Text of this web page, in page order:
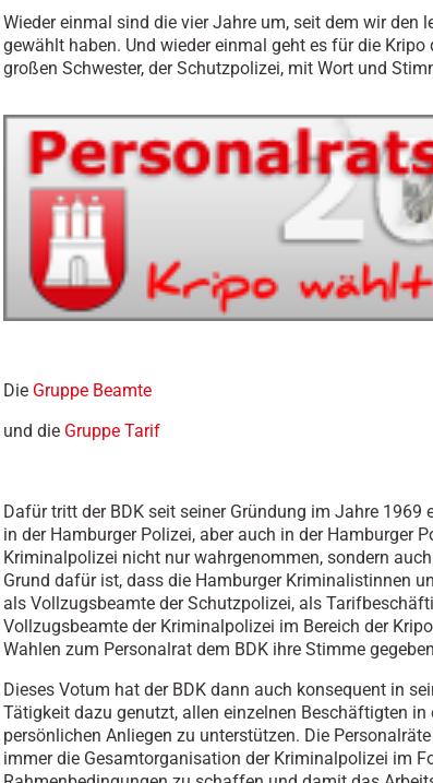
Wieder einmal sind die vier Jahre um, seit dem wir den
gewählt haben. Und wieder einmal geht es für die Kripo
großen Schwester, der Schutzpolizei, mit Wort und
Die Gruppe Beamte
und die Gruppe Tarif
Dafür tritt der BDK seit seiner Gründung im Jahre 1969
in der Hamburger Polizei, aber auch in der Hamburger
Kriminalpolizei nicht nur wahrgenommen, sondern
Grund dafür ist, dass die Hamburger Kriminalistinnen
als Vollzugsbeamte der Schutzpolizei, als
Vollzugsbeamte der Kriminalpolizei im Bereich der
Wahlen zum Personalrat dem BDK ihre Stimme
Dieses Votum hat der BDK dann auch konsequent in
Tätigkeit dazu genutzt, allen einzelnen Beschäftigten
persönlichen Anliegen zu unterstützen. Die
immer die Gesamtorganisation der Kriminalpolizei im